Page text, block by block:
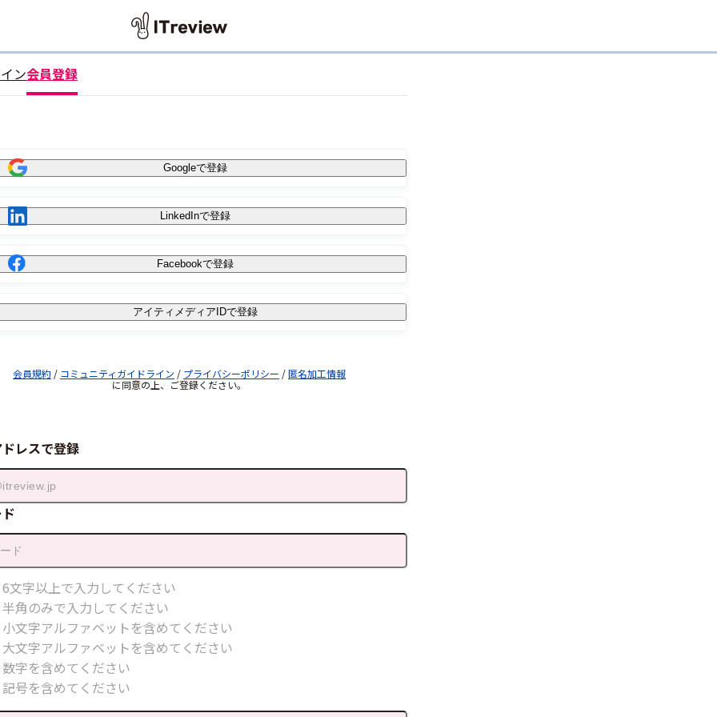
ン会員登録
Googleで登録
LinkedInで登録
Facebookで登録
アイティメディアIDで登録
会員規約 / コミュニティガイドライン / プライバシーポリシー /匿名加工情報
に同意の上、ご登録ください。
レスで登録
6文字以上で入力してください
半角のみで入力してください
小文字アルファベットを含めてください
大文字アルファベットを含めてください
数字を含めてください
記号を含めてください